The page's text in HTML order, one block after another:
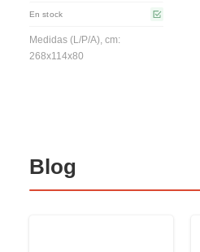
En stock
Medidas (L/P/A), cm:
268x114x80
Blog